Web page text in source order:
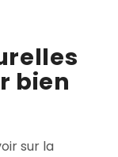
bien
sur la